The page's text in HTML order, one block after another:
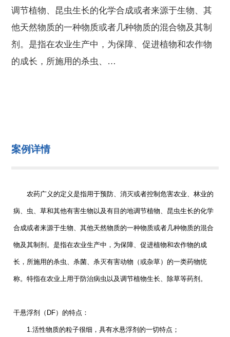
调节植物、昆虫生长的化学合成或者来源于生物、其
他天然物质的一种物质或者几种物质的混合物及其制
剂。是指在农业生产中，为保障、促进植物和农作物
的成长，所施用的杀虫、…
案例详情
农药广义的定义是指用于预防、消灭或者控制危害农业、林业的
病、虫、草和其他有害生物以及有目的地调节植物、昆虫生长的化学
合成或者来源于生物、其他天然物质的一种物质或者几种物质的混合
物及其制剂。是指在农业生产中，为保障、促进植物和农作物的成
长，所施用的杀虫、杀菌、杀灭有害动物（或杂草）的一类药物统
称。特指在农业上用于防治病虫以及调节植物生长、除草等药剂。
干悬浮剂（DF）的特点：
1.活性物质的粒子很细，具有水悬浮剂的一切特点；